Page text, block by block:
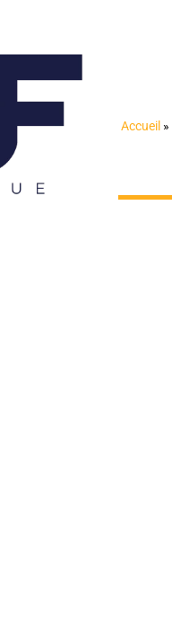
Accueil »